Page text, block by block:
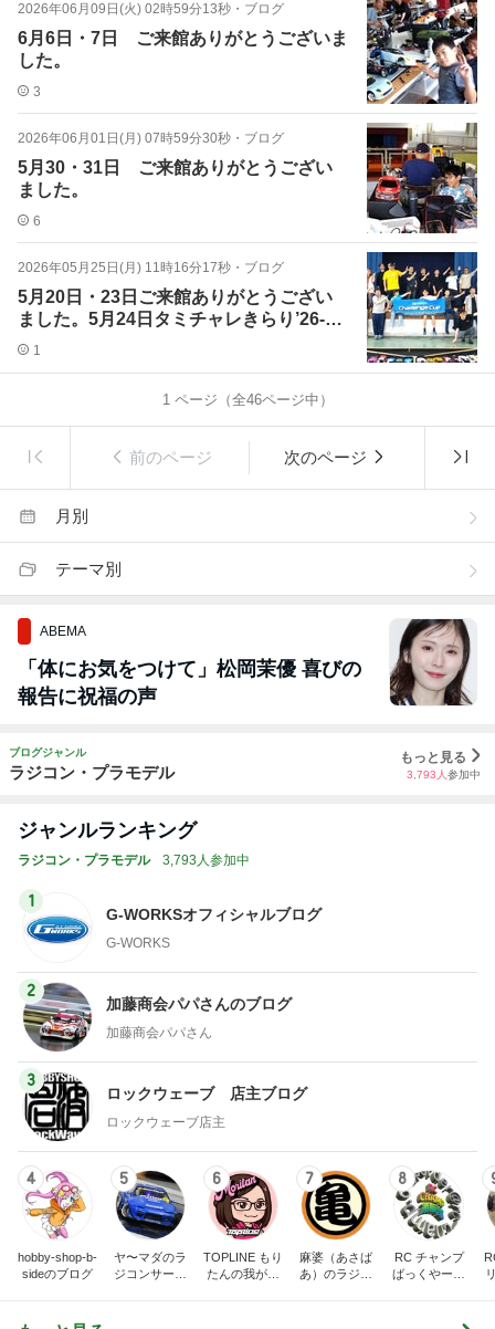
2026年06月09日(火) 02時59分13秒 ・ ブログ
6月6日・7日 ご来館ありがとうございま
した。
3
2026年06月01日(月) 07時59分30秒 ・ ブログ
5月30・31日 ご来館ありがとうござい
ました。
6
2026年05月25日(月) 11時16分17秒 ・ ブログ
5月20日・23日ご来館ありがとうござい
ました。5月24日タミチャレきらり’26-
4。1
1ページ（全46ページ中）
前のページ 次のページ
月別
テーマ別
ABEMA
「体にお気をつけて」松岡茉優 喜びの
報告に祝福の声
ブログジャンル
ラジコン・プラモデル
もっと見る
3,793 人 参加中
ジャンルランキング
ラジコン・プラモデル 3,793人参加中
1
G-WORKSオフィシャルブログ
G-WORKS
2
加藤商会パパさんのブログ
加藤商会パパさん
3
ロックウェーブ 店主ブログ
ロックウェーブ店主
4
hobby-shop-b-
sideのブログ
5
ヤ〜マダのラ
ジコンサーキ
6
TOPLINE もり
たんの我が道
7
麻婆（あさば
あ）のラジコ
8
RC チャンプ
ばっくやーど